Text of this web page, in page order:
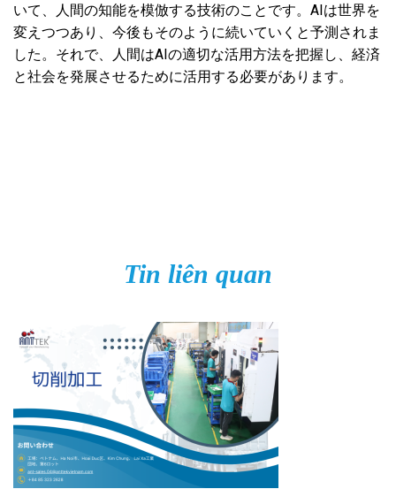
いて、人間の知能を模倣する技術のことです。AIは世界を
変えつつあり、今後もそのように続いていくと予測されま
した。それで、人間はAIの適切な活用方法を把握し、経済
と社会を発展させるために活用する必要があります。
Tin liên quan